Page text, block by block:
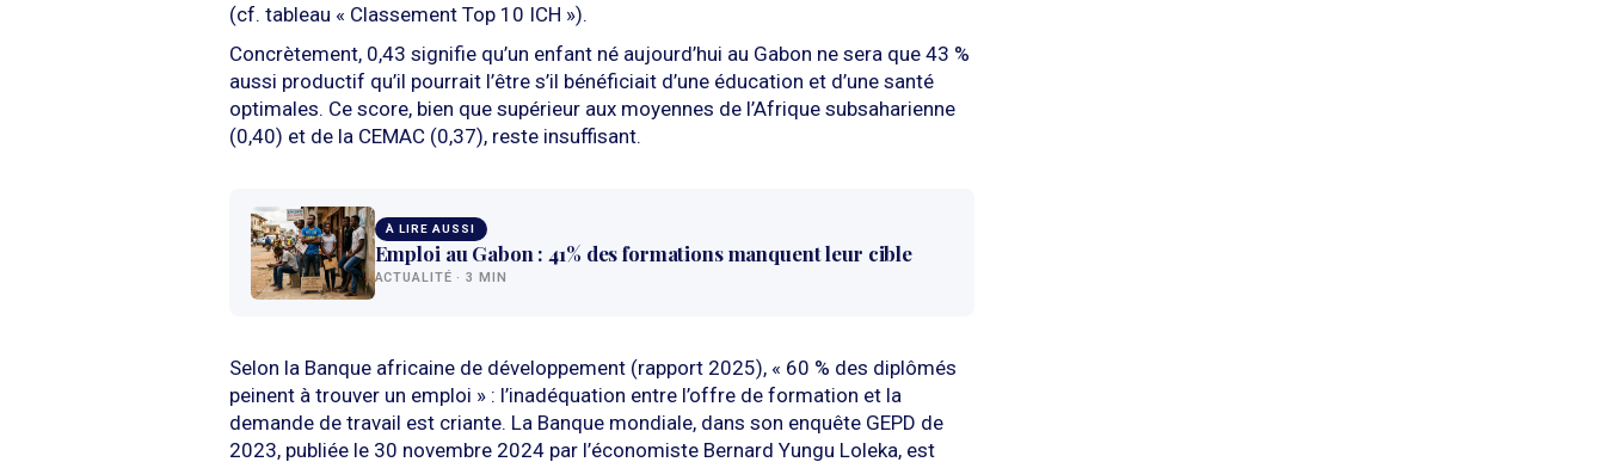
(cf. tableau « Classement Top 10 ICH »).
Concrètement, 0,43 signifie qu’un enfant né aujourd’hui au Gabon ne sera que 43 %
aussi productif qu’il pourrait l’être s’il bénéficiait d’une éducation et d’une santé
optimales. Ce score, bien que supérieur aux moyennes de l’Afrique subsaharienne
(0,40) et de la CEMAC (0,37), reste insuffisant.
À LIRE AUSSI
Emploi au Gabon : 41% des formations manquent leur cible
ACTUALITÉ · 3 MIN
Selon la Banque africaine de développement (rapport 2025), « 60 % des diplômés
peinent à trouver un emploi » : l’inadéquation entre l’offre de formation et la
demande de travail est criante. La Banque mondiale, dans son enquête GEPD de
2023, publiée le 30 novembre 2024 par l’économiste Bernard Yungu Loleka, est